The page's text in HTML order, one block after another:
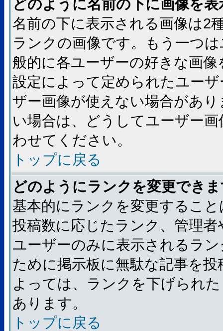
どのように名前の下に画像を
名前の下に表示される画像は2
ランクの画像です。もう一つ
般的に各ユーザーの好きな画
設定によって定められたユー
ザー画像が使えない場合があ
い場合は、どうしてユーザー
わせてください。
トップに戻る
どのようにランクを変更でき
基本的にランクを変更するこ
投稿数に応じたランク、管理
ユーザーのみに表示されるラ
ために掲示板に無駄な記事を
よっては、ランクを下げられ
あります。
トップに戻る